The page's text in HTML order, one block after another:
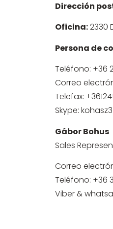
Dirección
Oficina:2330
Persona de
Teléfono: +36
Correo
Telefax:
Skype: kohasz3
Gábor Bohus
Sales
Correo
Teléfono: +36
Viber &